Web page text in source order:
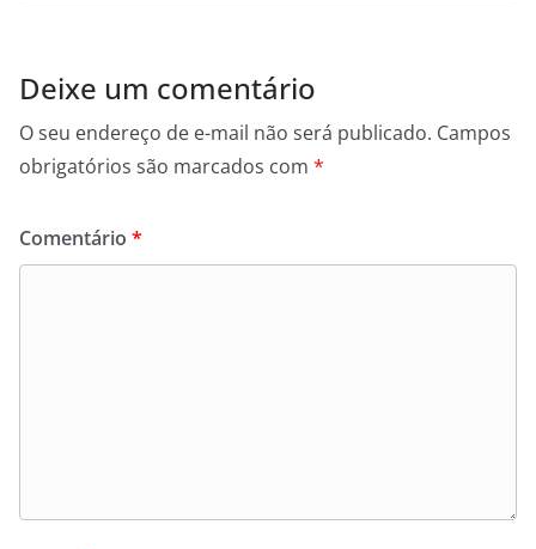
Deixe um comentário
O seu endereço de e-mail não será publicado. Campos
obrigatórios são marcados com *
Comentário *